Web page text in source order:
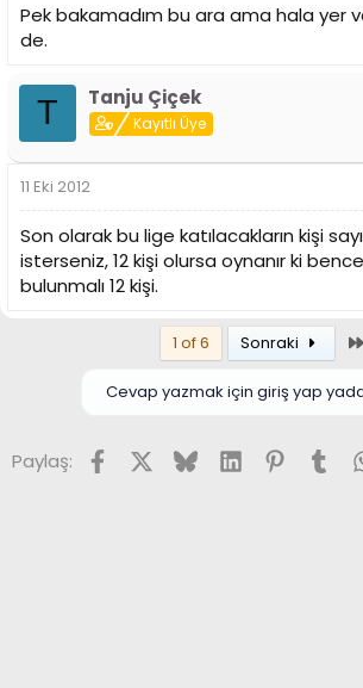
Pek bakamadım bu ara ama hala yer
de.
T Tanju Çiçek
Kayıtlı Üye
11 Eki 2012
Son olarak bu lige katılacakların kişi
isterseniz, 12 kişi olursa oynanır ki
bulunmalı 12 kişi.
1 of 6 Sonraki
Cevap yazmak için giriş yap
Paylaş: FacebookX (Twitter)
BlueskyLinkedIn